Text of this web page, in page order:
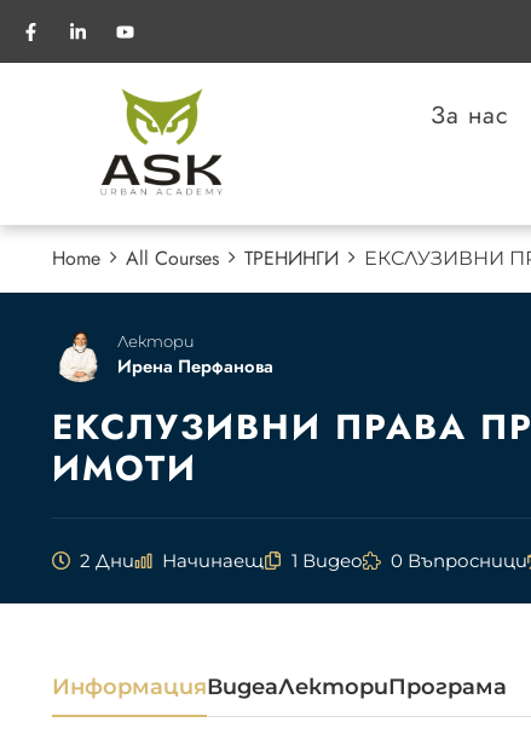
За нас
Home All Courses ТРЕНИНГИ ЕКСЛУЗИВНИ
Лектори
Ирена Перфанова
ЕКСЛУЗИВНИ ПРАВА
ИМОТИ
2 Дни Начинаещ 1 Видео 0 Въпросници
ИнформацияВидеаЛекториПрограма